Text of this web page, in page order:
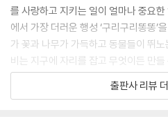
를 사랑하고 지키는 일이 얼마나 중요
에서 가장 더러운 행성 ‘구리구리똥똥’
가 꽃과 나무가 가득하고 동물들이 뛰
비는 지구에 자리를 잡고 무엇이든 만들
딱!’으로 원하는 물건을 끊임없이 만들
은 금세 쓰레기로 버려지고 얼마 지나
출판사 리뷰